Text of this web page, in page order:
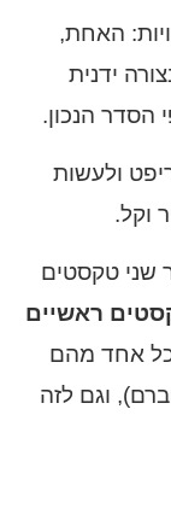
האחת,
ידנית
הסדר הנכון.
ולעשות
וקל.
שני טקסטים
ראשיים
אחד מהם
וגם לזה